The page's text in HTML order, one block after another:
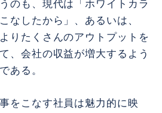
のも、現代は「ホワイトカラ
なしたから」、あるいは、
りたくさんのアウトプットを
、会社の収益が増大するよう
ある。
をこなす社員は魅力的に映